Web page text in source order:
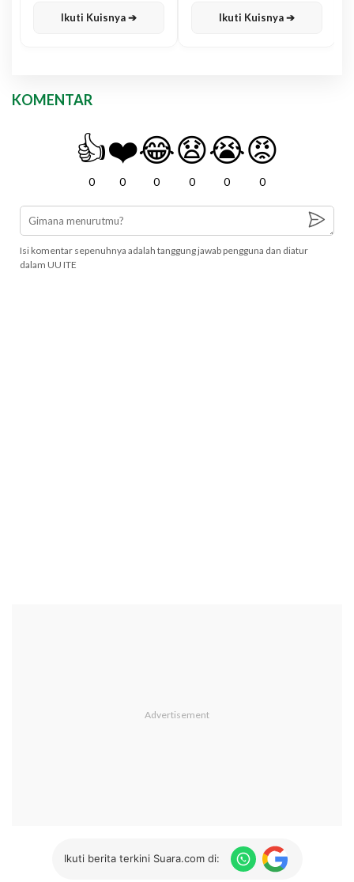
Ikuti Kuisnya ➔ Ikuti Kuisnya ➔
KOMENTAR
👍
0
❤️
0
😂
0
😧
0
😭
0
😡
0
Isi komentar sepenuhnya adalah tanggung jawab pengguna dan diatur
dalam UU ITE
Ikuti berita terkini Suara.com di: